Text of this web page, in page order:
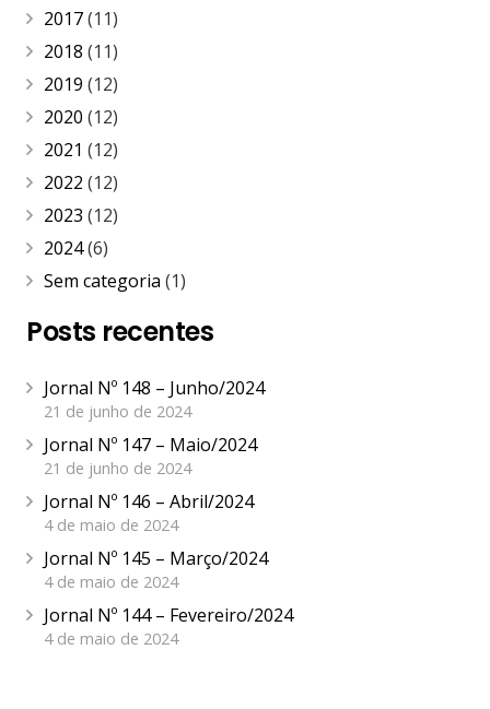
2017(11)
2018 (11)
2019 (12)
2020 (12)
2021 (12)
2022 (12)
2023 (12)
2024(6)
Sem categoria (1)
Posts recentes
Jornal Nº 148 – Junho/2024
21 de junho de 2024
Jornal Nº 147 – Maio/2024
21 de junho de 2024
Jornal Nº 146 – Abril/2024
4 de maio de 2024
Jornal Nº 145 – Março/2024
4 de maio de 2024
Jornal Nº 144 – Fevereiro/2024
4 de maio de 2024